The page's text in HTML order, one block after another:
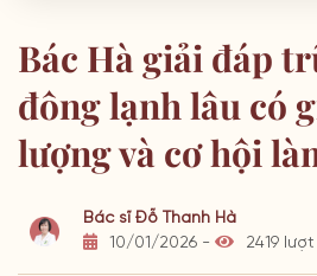
Bác Hà giải đáp
đông lạnh lâu có
lượng và cơ hội
Bác sĩ Đỗ Thanh Hà
10/01/2026 -
2419